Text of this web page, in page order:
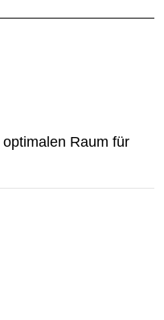
Raum für